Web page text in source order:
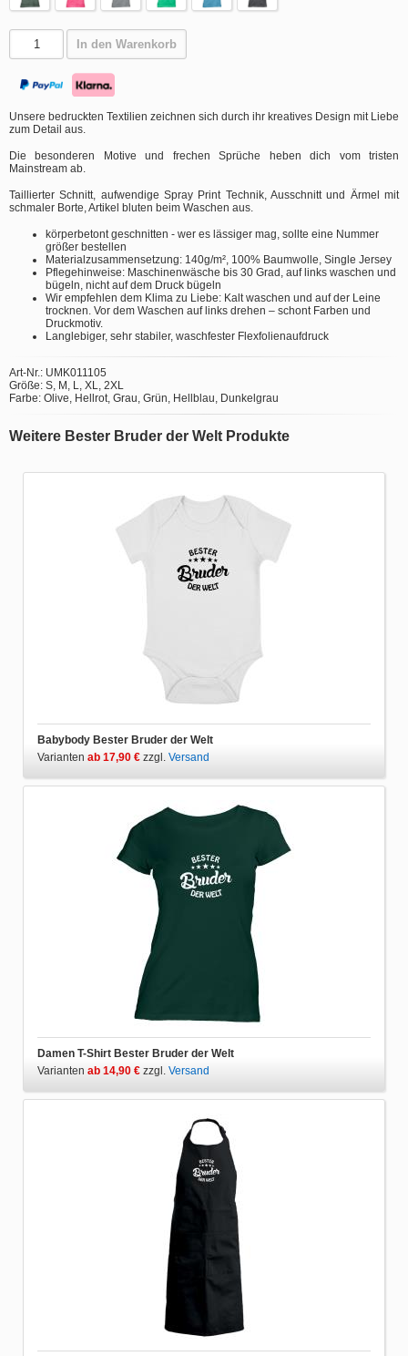
In den Warenkorb
Unsere bedruckten Textilien zeichnen sich durch ihr kreatives Design mit Liebe
zum Detail aus.
Die besonderen Motive und frechen Sprüche heben dich vom tristen
Mainstream ab.
Taillierter Schnitt, aufwendige Spray Print Technik, Ausschnitt und Ärmel mit
schmaler Borte, Artikel bluten beim Waschen aus.
körperbetont geschnitten - wer es lässiger mag, sollte eine Nummer
größer bestellen
Materialzusammensetzung: 140g/m², 100% Baumwolle, Single Jersey
Pflegehinweise: Maschinenwäsche bis 30 Grad, auf links waschen und
bügeln, nicht auf dem Druck bügeln
Wir empfehlen dem Klima zu Liebe: Kalt waschen und auf der Leine
trocknen. Vor dem Waschen auf links drehen – schont Farben und
Druckmotiv.
Langlebiger, sehr stabiler, waschfester Flexfolienaufdruck
Art-Nr.: UMK011105
Größe: S, M, L, XL, 2XL
Farbe: Olive, Hellrot, Grau, Grün, Hellblau, Dunkelgrau
Weitere Bester Bruder der Welt Produkte
Babybody Bester Bruder der Welt
Varianten ab 17,90 € zzgl. Versand
Damen T-Shirt Bester Bruder der Welt
Varianten ab 14,90 € zzgl. Versand